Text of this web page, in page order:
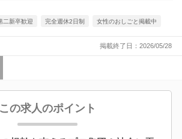
二新卒歓迎 完全週休2日制 女性のおしごと掲載中
掲載終了日：2026/05/28
この求人のポイント